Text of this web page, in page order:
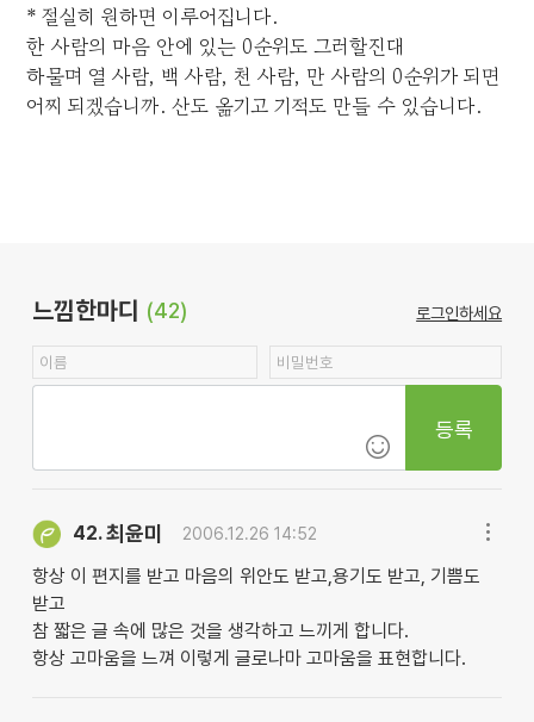
* 절실히 원하면 이루어집니다.
한 사람의 마음 안에 있는 0순위도 그러할진대
하물며 열 사람, 백 사람, 천 사람, 만 사람의 0순위가 되면
어찌 되겠습니까. 산도 옮기고 기적도 만들 수 있습니다.
느낌한마디 (42) 로그인하세요
등록
42.최윤미 2006.12.26 14:52
항상 이 편지를 받고 마음의 위안도 받고,용기도 받고, 기쁨도
받고
참 짧은 글 속에 많은 것을 생각하고 느끼게 합니다.
항상 고마움을 느껴 이렇게 글로나마 고마움을 표현합니다.